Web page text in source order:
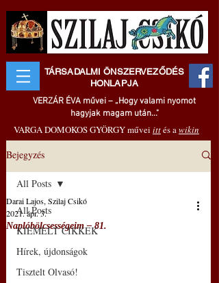
TÁRSADALMI ÖNSZERVEZŐDÉS
HONLAPJA
VERZÁR ÉVA művei – „Hogy valami nyomot
hagyjak magam után..."
VARGA DOMOKOS GYÖRGY művei ittés awikin
Bejegyzés
All Posts
KIEMELT CIKKEK
Hírek, újdonságok
Tisztelt Olvasó!
All Posts
Naplóbölcsességeim – 81.
Darai Lajos, Szilaj Csikó
2021. ápr. 3.